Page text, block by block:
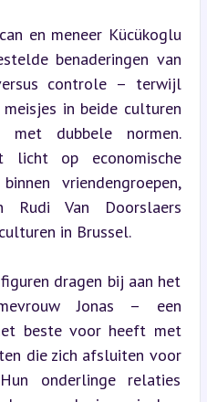
en meneer Kücükoglu
benaderingen van
controle – terwijl
in beide culturen
met dubbele normen.
licht op economische
vriendengroepen,
Van Doorslaers
in Brussel.
dragen bij aan het
Jonas – een
beste voor heeft met
die zich afsluiten voor
onderlinge relaties